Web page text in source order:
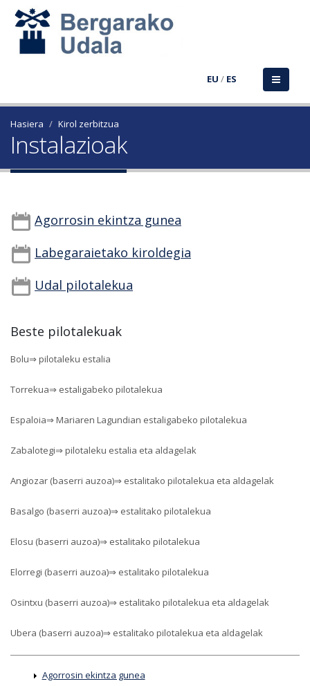
EU / ES
Hasiera Kirol zerbitzua
Instalazioak
Agorrosin ekintza gunea
Labegaraietako kiroldegia
Udal pilotalekua
Beste pilotalekuak
Bolu⇒ pilotaleku estalia
Torrekua⇒ estaligabeko pilotalekua
Espaloia⇒ Mariaren Lagundian estaligabeko pilotalekua
Zabalotegi⇒ pilotaleku estalia eta aldagelak
Angiozar (baserri auzoa)⇒ estalitako pilotalekua eta aldagelak
Basalgo (baserri auzoa)⇒ estalitako pilotalekua
Elosu (baserri auzoa)⇒ estalitako pilotalekua
Elorregi (baserri auzoa)⇒ estalitako pilotalekua
Osintxu (baserri auzoa)⇒ estalitako pilotalekua eta aldagelak
Ubera (baserri auzoa)⇒ estalitako pilotalekua eta aldagelak
Agorrosin ekintza gunea